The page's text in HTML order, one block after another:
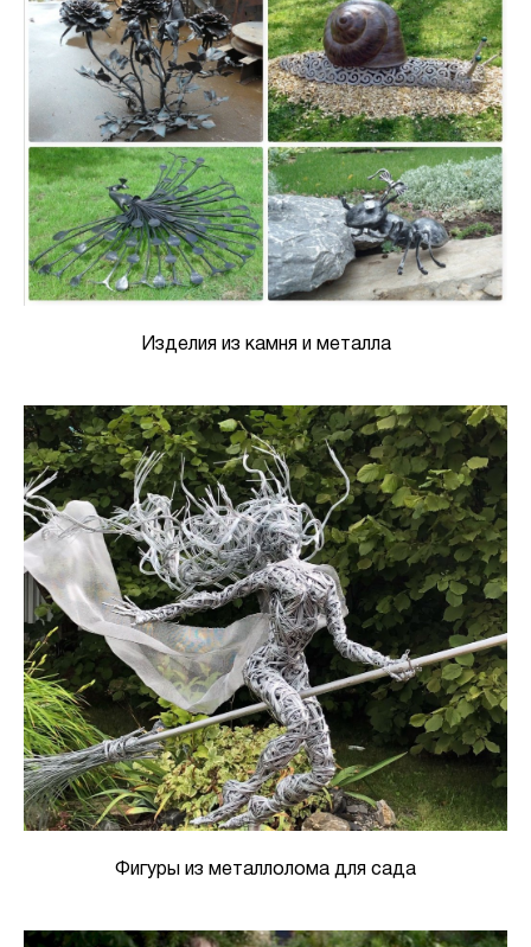
Изделия из камня и металла
Фигуры из металлолома для сада